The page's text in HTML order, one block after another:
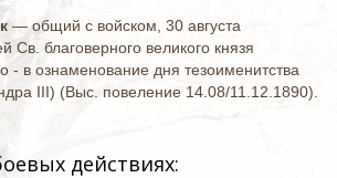
— общий с войском, 30 августа
благоверного великого князя
- в ознаменование дня тезоименитства
III) (Выс. повеление 14.08/11.12.1890).
действиях: